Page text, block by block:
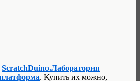
ScratchDuino.Лаборатория
. Купить их можно,